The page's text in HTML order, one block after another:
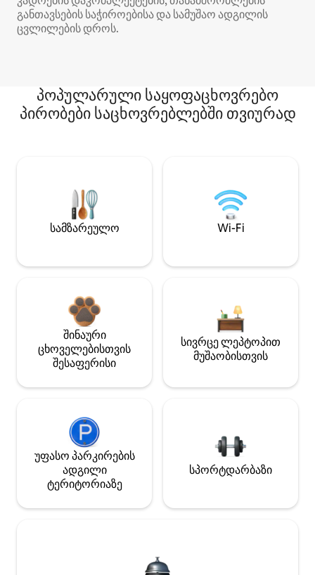
განთავსების საჭიროებისა და სამუშაო ადგილის
ცვლილების დროს.
პოპულარული საყოფაცხოვრებო
პირობები საცხოვრებლებში თვიურად
სამზარეულო Wi-Fi
შინაური
ცხოველებისთვის
შესაფერისი
სივრცე ლეპტოპით
მუშაობისთვის
უფასო პარკირების
ადგილი
ტერიტორიაზე
სპორტდარბაზი